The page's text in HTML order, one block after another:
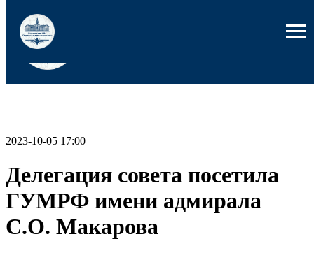
2023-10-05 17:00
Делегация совета посетила
ГУМРФ имени адмирала
С.О. Макарова